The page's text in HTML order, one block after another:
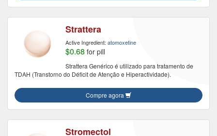
Strattera
Active Ingredient: atomoxetine
$0.68 for pill
Strattera Genérico é utilizado para tratamento de
TDAH (Transtorno do Déficit de Atenção e Hiperactividade).
Compre agora
Stromectol